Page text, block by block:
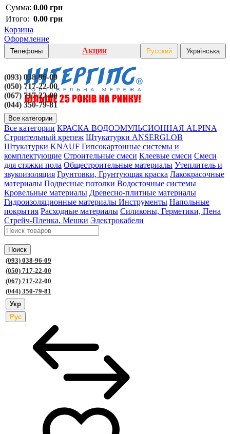
Сумма: 0.00 грн
Итого: 0.00 грн
Корзина
Оформление
Телефоны
(093) 038-96-09
(050) 717-22-00
(067) 717-22-00
(044) 350-79-81
Акции Русский Українська
Все категории
Все категории КРАСКА ВОДОЭМУЛЬСИОННАЯ ALPINA
Строительный крепеж Штукатурки ANSERGLOB
Штукатурки KNAUF Гипсокартонные системы и
комплектующие Строительные смеси Клеевые смеси Смеси
для стяжки пола Общестроительные материалы Утеплитель и
звукоизоляция Грунтовки, Грунтующая краска Лакокрасочные
материалы Подвесные потолки Водосточные системы
Кровельные материалы Древесно-плитные материалы
Гидроизоляционные материалы Инструменты Напольные
покрытия Расходные материалы Силиконы, Герметики, Пена
Стрейч-Пленка, Мешки Электрокабели
Поиск
(093) 038-96-09
(050) 717-22-00
(067) 717-22-00
(044) 350-79-81
Укр
Рус